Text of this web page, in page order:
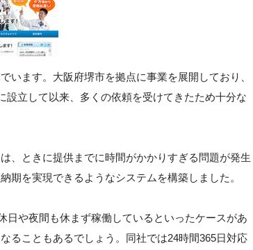
います。大阪府堺市を拠点に事業を展開しており、
立して以来、多くの依頼を受けてきたため十分な
、ときに提供までに時間がかかりすぎる問題が発生
期を実現できるようなシステムを構築しました。
日や夜間も休まず稼働しているといったケースがあ
ることもあるでしょう。同社では24時間365日対応